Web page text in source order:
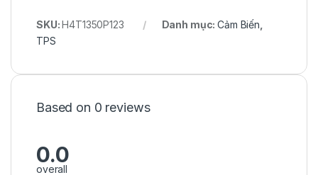
SKU:H4T1350P123 Danh mục:Cảm Biến
TPS
Based on 0 reviews
0.0
overall